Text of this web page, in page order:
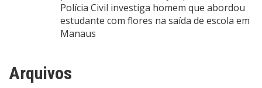
Polícia Civil investiga homem que abordou
estudante com flores na saída de escola em
Manaus
Arquivos